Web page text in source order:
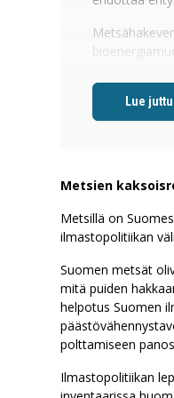
70 miljoonan
ehdotettu
Selvitys
— Pakottava
selvitys
Vuonna 2024
”hieman”.
Metsien
Metsillä on
ilmastopolitiikan
Suomen metsät
mitä puiden
helpotus Suomen
polttamiseen
Ilmastopolitiikan